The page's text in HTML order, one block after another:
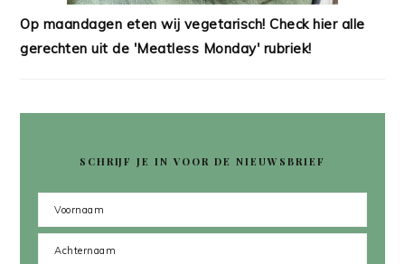
Op maandagen eten wij vegetarisch! Check hier alle
gerechten uit de 'Meatless Monday' rubriek!
SCHRIJF JE IN VOOR DE NIEUWSBRIEF